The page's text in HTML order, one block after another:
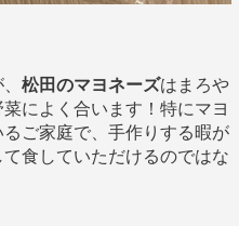
松田のマヨネーズはまろや
によく合います！特にマヨ
ご家庭で、手作りする暇が
食していただけるのではな